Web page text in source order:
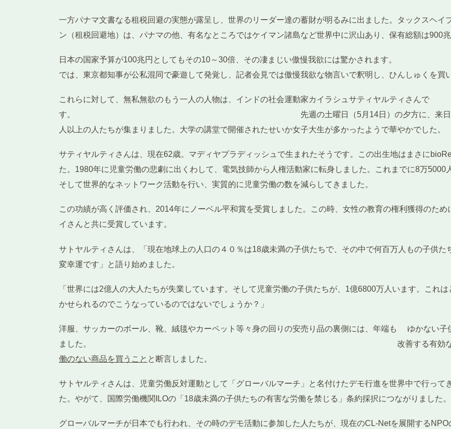
一方パナマ文書なる租税回避の実態が露呈し、世界のリーダー達の蓄財が明るみに出ました。タックスヘイ
ン（租税回避地）は、パナマの他、有名なところではケイマン諸島など世界中に沢山あり、保有総額は900
日本の国家予算が100兆円としてもその10～30倍、その凄まじい傲慢我欲
では、東京都知事が公私混同で豪遊して発覚し、記者会見では傲慢我欲な物言いで釈明し、ひんしゅくを買
これらに対して、無私無欲のもう一人の人物は、インドの社会運動家カイラシュサティヤルティさんで
す。 先週の土曜日（5月14日）の夕方に、来日したサティヤル
人以上の人たちが集まりました。大学の講堂で開催されたせいか女子大生が多かったようで華やかでした。
サティヤルティさんは、現在62歳。マディヤプラディッシュで生まれたそうです。この出生地はまさに
た。1980年に児童労働の悲劇に出くわして、電気技師から人権活動家に転身しました。これまでに8万
そして世界的なネットワーク活動を行い、実質的に児童労働の数を減らしてきました。
この功績が高く評価され、2014年にノーベル平和賞を受賞しました。この時、女性の教育の権利獲得のた
イさんと共に受賞しています。
サトヤルティさんは、「現在地球上の人口の４０％は18歳未満の子供たちで、その中で何百万人もの子供
変幸運です」と語り始めました。
「世界には2億人の大人たちが失業しています。そして児童労働の子供たちが、1億6800万人います。これ
かせられるのでこうなっているのではないでしょうか？」
洋服、サッカーのボール、靴、絨毯やカーペット等々身の回りの安売り品の裏側には、年端も ゆかない子
ました。 改善する有効な手段
働のない商品を買うこと と断言しました。
サトヤルティさんは、児童労働反対運動として「グローバルマーチ」と名付けたデモ行進を世界中で行って
た。やがて、国際労働機関ILOの「18歳未満の子供たちの有害な労働を禁じる」条約採択につながりました。
グローバルマーチが日本でも行われ、その時のデモ活動に参加した人たちが、現在のCL-Netを展開する